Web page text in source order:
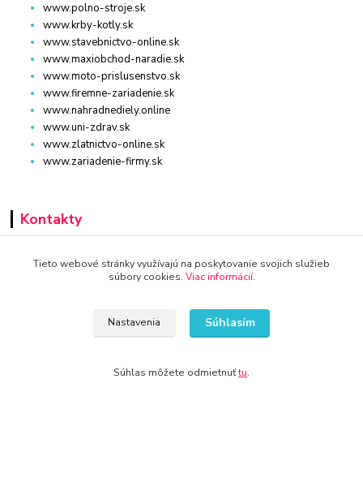
www.polno-stroje.sk
www.krby-kotly.sk
www.stavebnictvo-online.sk
www.maxiobchod-naradie.sk
www.moto-prislusenstvo.sk
www.firemne-zariadenie.sk
www.nahradnediely.online
www.uni-zdrav.sk
www.zlatnictvo-online.sk
www.zariadenie-firmy.sk
Kontakty
+421 940 949 000
Tieto webové stránky využívajú na poskytovanie svojich služieb
súbory cookies. Viac informácií.
Nastavenia Súhlasím
Súhlas môžete odmietnuťtu.